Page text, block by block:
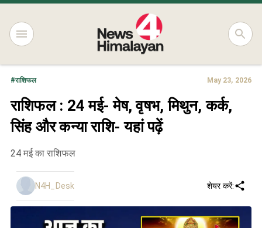
#राशिफल May 23, 2026
राशिफल : 24 मई- मेष, वृषभ, मिथुन, कर्क,
सिंह और कन्या राशि- यहां पढ़ें
24 मई का राशिफल
N4H_Desk शेयर करें: